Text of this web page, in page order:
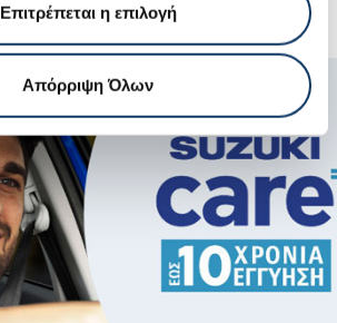
Επιτρέπεται η επιλογή
Απόρριψη Όλων